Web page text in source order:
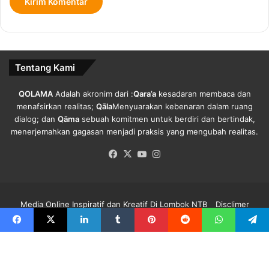
Tentang Kami
QOLAMAAdalah akronim dari :Qara’akesadaran membaca dan
menafsirkan realitas; QālaMenyuarakan kebenaran dalam ruang
dialog; dan Qāmasebuah komitmen untuk berdiri dan bertindak,
menerjemahkan gagasan menjadi praksis yang mengubah realitas.
Facebook
X YouTube
Media Online Inspiratif dan Kreatif Di Lombok NTB
Disclimer
Redaksi Qolama
Kode Etik Pedoman Media Siber Info Iklan
FacebookX LinkedIn Tumblr PinterestReddit WhatsAppTelegram